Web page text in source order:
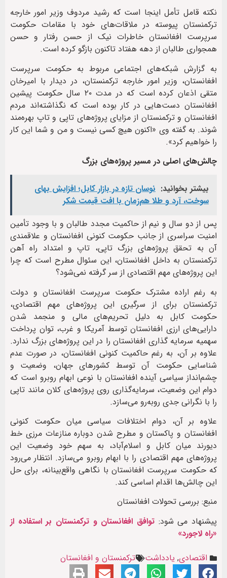
نکته قامل تأمل اینجا‌ است که رشید مردوف وزیر امور خارجه
ترکمنستان پیوسته در ملاقات‌های خود با مقامات حکومت
سرپرست افغانستان خاطرات نیک از حسن رفتار و حسن
همجواری طالبان از دهه هفتاد تاکنون بازگو کرده است.
به گزارش شبکه‌های اجتماعی مربوط به حکومت سرپرست
افغانستان، وزیر امور خارجه ترکمنستان، در دیدار با امیرخان
متقی اذعان کرده است که در مدت ۲۰ سال حکومت پیشین
افغانستان دست‌هایی در کار بوده است که نگذاشته‌اند مردم
افغانستان و ترکمنستان از مزایای پروژه‌های تاپی و تاپ بهره‌مند
شوند. به گفته وی «اکنون هیچ کسی نیست و من و شما این کار
را خواهیم کرد».
چالش‌های اصلی در مسیر پروژه‌های بزرگ
بیشتر بخوانید: نوسان تازه در بازار کابل؛ افزایش بهای
سوخت، آرد و طلا هم‌زمان با افت قیمت شکر
پس از دو سال و نیم از حاکمیت مجدد طالبان و با وجود تأمین
امنیت سراسری از جانب حکومت کنونی افغانستان و علاقمندی
آن به تحقق پروژه‌های بزرگ تاپی، تاپ و امتداد راه آهن
ترکمنستان به داخل افغانستان، این سئوال مطرح است که چرا
این پروژه‌های مهم اقتصادی از سر گرفته نمی‌شود؟‌
به رغم اراده مشترک حکومت سرپرست افغانستان و دولت
ترکمنستان برای از سرگیری این پروژه‌های مهم اقتصادی،
حکومت کابل به دلیل تحریم‌های مالی و منجمد شدن
دارایی‌های ارزی افغانستان توسط آمریکا و غرب، توان پرداخت
سهمیه سرمایه گذاری افغانستان را در این پروژه‌های بزرگ ندارد.
علاوه بر آن، به رغم حاکمیت کنونی افغانستان، در صورت عدم
شناسایی حکومت آن توسط کشورهای جهان، وضعیت و
چشم‌انداز سیاسی آینده افغانستان با نوعی ابهام روبرو است که
دوام این وضعیت، سرمایه‌گذاری روی پروژه‌های کلان مانند تاپی
را با نگرانی جدی روبه‌رو می‌سازد.
علاوه بر آن، دوام اختلافات سیاسی میان حکومت کنونی
افغانستان و پاکستان و مطرح شدن دوباره منازعات مرزی خط
دیورند میان کابل و اسلام‌آباد، به سهم خود وضعیت این
پروژه‌های مهم اقتصادی را با ابهام روبرو می‌سازد. انتظار می‌رود
که حکومت سرپرست افغانستان با نگاهی واقع‌بینانه، برای حل
این چالش‌ها اقدام اساسی کند.
منبع: بررسی تحولات افغانستان
پیشنهاد می شود: توافق افغانستان و ترکمنستان بر استفاده از
«راه لاجورد»
اقتصادی, یادداشت ترکمنستان و افغانستان